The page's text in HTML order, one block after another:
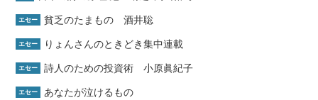
エセー 貧乏のたまもの 酒井聡
エセー りょんさんのときどき集中連載
エセー 詩人のための投資術 小原眞紀子
エセー あなたが泣けるもの